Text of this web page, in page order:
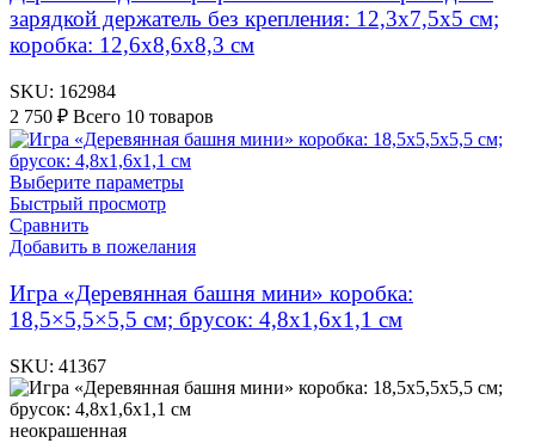
зарядкой держатель без крепления: 12,3х7,5х5 см;
коробка: 12,6х8,6х8,3 см
SKU: 162984
2 750 ₽ Всего 10 товаров
Выберите параметры
Быстрый просмотр
Сравнить
Добавить в пожелания
Игра «Деревянная башня мини» коробка:
18,5×5,5×5,5 см; брусок: 4,8х1,6х1,1 см
SKU: 41367
неокрашенная